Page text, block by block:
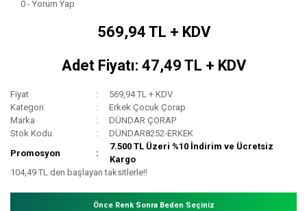
0 - Yorum Yap
569,94 TL + KDV
Adet Fiyatı: 47,49 TL + KDV
Fiyat
569,94 TL + KDV
Kategori
Erkek Çocuk Çorap
Marka
DÜNDAR ÇORAP
Stok Kodu
DÜNDAR8252-ERKEK
Promosyon
7.500 TL Üzeri %10 İndirim ve Ücretsiz
Kargo
104,49 TL den başlayan taksitlerle!!
Önce Renk Sonra Beden Seçiniz